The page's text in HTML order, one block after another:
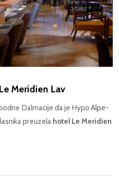
Meridien Lav
Dalmacije da je Hypo Alpe-
preuzela hotel Le Meridien